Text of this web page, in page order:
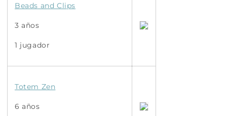
Beads and Clips
3 años
1 jugador
Totem Zen
6 años